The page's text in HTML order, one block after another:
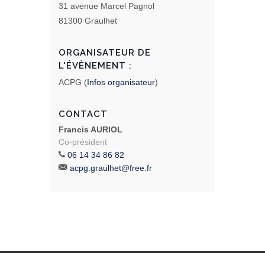
31 avenue Marcel Pagnol
81300 Graulhet
ORGANISATEUR DE
L'ÉVÈNEMENT :
ACPG (Infos organisateur)
CONTACT
Francis AURIOL
Co-président
06 14 34 86 82
acpg.graulhet@free.fr